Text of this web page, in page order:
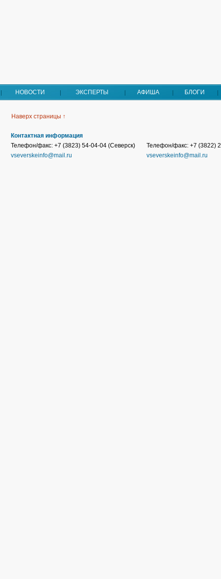
НОВОСТИ ЭКСПЕРТЫ АФИША БЛОГИ
Наверх страницы ↑
Контактная информация
Телефон/факс: +7 (3823) 54-04-04 (Северск)
vseverskeinfo@mail.ru
Телефон/факс: +7 (3822)
vseverskeinfo@mail.ru